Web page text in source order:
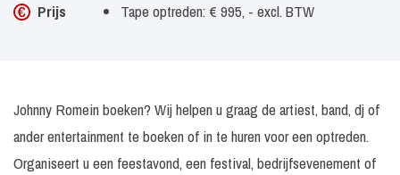
Prijs
Tape optreden: € 995, - excl. BTW
Johnny Romein boeken? Wij helpen u graag de artiest, band, dj of
ander entertainment te boeken of in te huren voor een optreden.
Organiseert u een feestavond, een festival, bedrijfsevenement of